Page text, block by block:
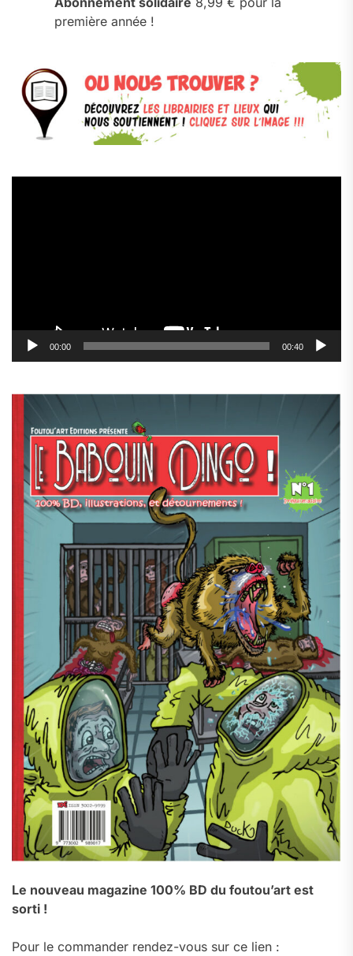
première année !
00:00 00:40
Le nouveau magazine 100% BD du foutou’art est
sorti !
Pour le commander rendez-vous sur ce lien :